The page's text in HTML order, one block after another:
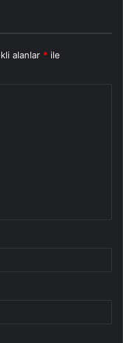
alanlar * ile